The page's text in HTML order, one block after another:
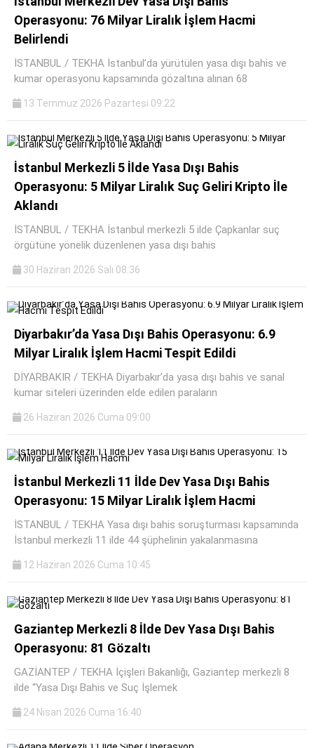
WhatsApp İhbar
Hattı
Facebook
Instagram
SPOR
Operasyonu: 76 Milyar Liralık İşlem Hacmi
Belirlendi
İSTANBUL / TEKHA İstanbul’da yürütülen yasa dışı bahis ve
kumar operasyonu kapsamında gözaltına alınan 68
13 Temmuz 2026 Pazartesi 09:22
İstanbul Merkezli 5 İlde Yasa Dışı Bahis
Operasyonu: 5 Milyar Liralık Suç Geliri Kripto İle
Aklandı
İSTANBUL / TEKHA İstanbul merkezli 5 ilde Çapkanlar suç
örgütüne yönelik düzenlenen yasa dışı bahis
30 Haziran 2026 Salı 08:36
Diyarbakır’da Yasa Dışı Bahis Operasyonu: 6.9
Milyar Liralık İşlem Hacmi Tespit Edildi
DİYARBAKIR / TEKHA Diyarbakır’da yasa dışı bahis ve sanal
kumar siteleri üzerinden elde edilen paraların
26 Haziran 2026 Cuma 09:00
İstanbul Merkezli 11 İlde Dev Yasa Dışı Bahis
Operasyonu: 15 Milyar Liralık İşlem Hacmi
İSTANBUL / TEKHA Yasa dışı bahis soruşturması kapsamında
İstanbul merkezli 11 ilde 44 şüphelinin yakalanmasına
12 Haziran 2026 Cuma 10:45
Gaziantep Merkezli 8 İlde Dev Yasa Dışı Bahis
Operasyonu: 81 Gözaltı
GAZİANTEP / TEKHA İçişleri Bakanlığı, Gaziantep merkezli 8
ilde “Yasa Dışı Bahis ve Suç İşlemek
24 Nisan 2026 Cuma 16:40